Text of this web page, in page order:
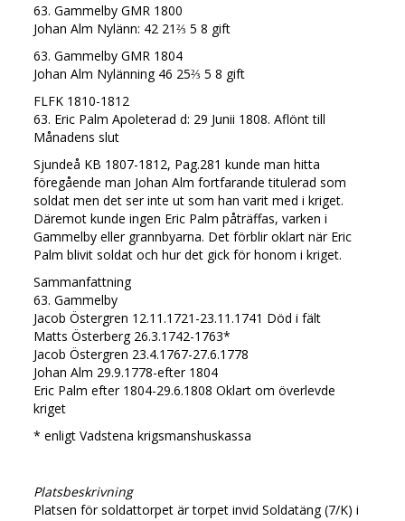
63. Gammelby GMR 1800
Johan Alm Nylänn: 42 21⅔ 5 8 gift
63. Gammelby GMR 1804
Johan Alm Nylänning 46 25⅔ 5 8 gift
FLFK 1810-1812
63. Eric Palm Apoleterad d: 29 Junii 1808. Aflönt till
Månadens slut
Sjundeå KB 1807-1812, Pag.281 kunde man hitta
föregående man Johan Alm fortfarande titulerad som
soldat men det ser inte ut som han varit med i kriget.
Däremot kunde ingen Eric Palm påträffas, varken i
Gammelby eller grannbyarna. Det förblir oklart när Eric
Palm blivit soldat och hur det gick för honom i kriget.
Sammanfattning
63. Gammelby
Jacob Östergren 12.11.1721-23.11.1741 Död i fält
Matts Österberg 26.3.1742-1763*
Jacob Östergren 23.4.1767-27.6.1778
Johan Alm 29.9.1778-efter 1804
Eric Palm efter 1804-29.6.1808 Oklart om överlevde
kriget
* enligt Vadstena krigsmanshuskassa
Platsbeskrivning
Platsen för soldattorpet är torpet invid Soldatäng (7/K) i